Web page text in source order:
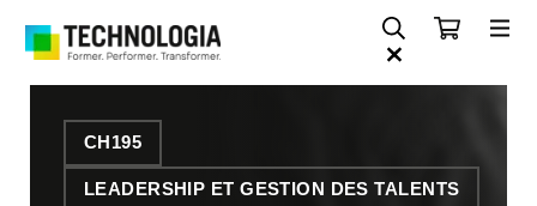
CH195
LEADERSHIP ET GESTION DES TALENTS